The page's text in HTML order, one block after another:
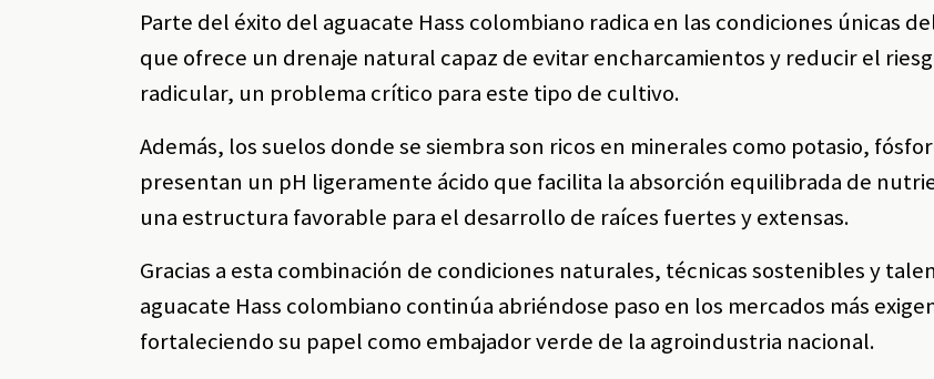
Parte del éxito del aguacate Hass colombiano radica en las condiciones únicas
que ofrece un drenaje natural capaz de evitar encharcamientos y reducir el
radicular, un problema crítico para este tipo de cultivo.
Además, los suelos donde se siembra son ricos en minerales como potasio,
presentan un pH ligeramente ácido que facilita la absorción equilibrada de
una estructura favorable para el desarrollo de raíces fuertes y extensas.
Gracias a esta combinación de condiciones naturales, técnicas sostenibles y
aguacate Hass colombiano continúa abriéndose paso en los mercados más
fortaleciendo su papel como embajador verde de la agroindustria nacional.